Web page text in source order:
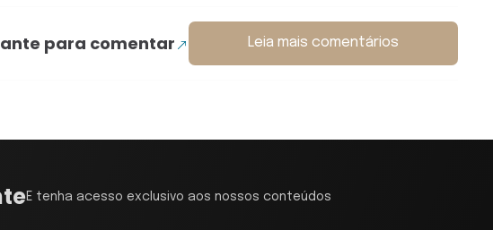
para comentar Leia mais comentários
E tenha acesso exclusivo aos nossos conteúdos